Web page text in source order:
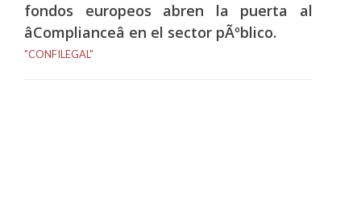
fondos europeos abren la puerta al
âComplianceâ en el sector pÃºblico.
"CONFILEGAL"